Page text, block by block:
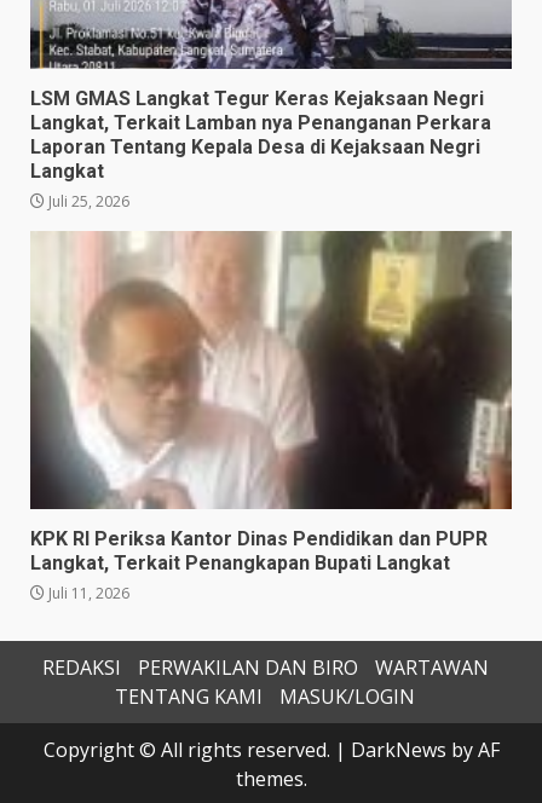
LSM GMAS Langkat Tegur Keras Kejaksaan Negri
Langkat, Terkait Lamban nya Penanganan Perkara
Laporan Tentang Kepala Desa di Kejaksaan Negri
Langkat
Juli 25, 2026
KPK RI Periksa Kantor Dinas Pendidikan dan PUPR
Langkat, Terkait Penangkapan Bupati Langkat
Juli 11, 2026
REDAKSI PERWAKILAN DAN BIRO
WARTAWAN
TENTANG KAMI
MASUK/LOGIN
Copyright © All rights reserved. | DarkNews by AF
themes.